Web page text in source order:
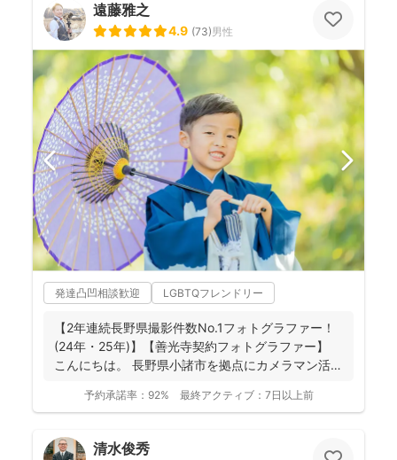
遠藤雅之
4.9 (73)男性
発達凸凹相談歓迎 LGBTQフレンドリー
【2年連続長野県撮影件数No.1フォトグラファー！
(24年・25年)】【善光寺契約フォトグラファー】
こんにちは。 長野県小諸市を拠点にカメラマン活
予約承諾率： 92% 最終アクティブ： 7日以上前
清水俊秀